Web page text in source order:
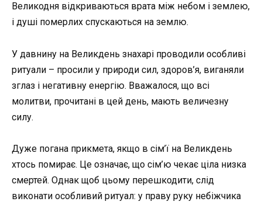
Великодня відкриваються врата між небом і землею,
і душі померлих спускаються на землю.
У давнину на Великдень знахарі проводили особливі
ритуали – просили у природи сил, здоров’я, виганяли
зглаз і негативну енергію. Вважалося, що всі
молитви, прочитані в цей день, мають величезну
силу.
Дуже погана прикмета, якщо в сім’ї на Великдень
хтось помирає. Це означає, що сім’ю чекає ціла низка
смертей. Однак щоб цьому перешкодити, слід
виконати особливий ритуал: у праву руку небіжчика